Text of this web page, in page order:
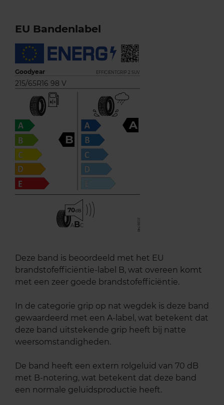
EU Bandenlabel
Goodyear EFFICIENTGRIP 2 SUV
215/65R16 98 V
B
A
70
ABC
Deze band is beoordeeld met het EU
brandstofefficiëntie-label B, wat overeen komt
met een zeer goede brandstofefficiëntie.
In de categorie grip op nat wegdek is deze band
gewaardeerd met een A-label, wat betekent dat
deze band uitstekende grip heeft bij natte
weersomstandigheden.
De band heeft een extern rolgeluid van 70 dB
met B-notering, wat betekent dat deze band
een normale geluidsproductie heeft.